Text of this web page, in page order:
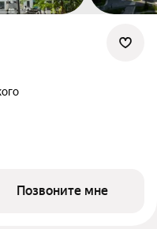
Позвоните мне